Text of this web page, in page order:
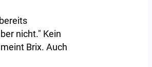
nicht." Kein
Brix. Auch